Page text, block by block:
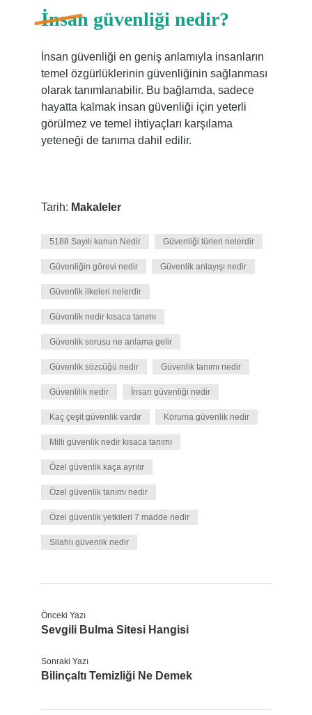
İnsan güvenliği nedir?
İnsan güvenliği en geniş anlamıyla insanların
temel özgürlüklerinin güvenliğinin sağlanması
olarak tanımlanabilir. Bu bağlamda, sadece
hayatta kalmak insan güvenliği için yeterli
görülmez ve temel ihtiyaçları karşılama
yeteneği de tanıma dahil edilir.
Tarih: Makaleler
5188 Sayılı kanun Nedir Güvenliği türleri nelerdir
Güvenliğin görevi nedir Güvenlik anlayışı nedir
Güvenlik ilkeleri nelerdir
Güvenlik nedir kısaca tanımı
Güvenlik sorusu ne anlama gelir
Güvenlik sözcüğü nedir Güvenlik tanımı nedir
Güvenlilik nedir İnsan güvenliği nedir
Kaç çeşit güvenlik vardır Koruma güvenlik nedir
Milli güvenlik nedir kısaca tanımı
Özel güvenlik kaça ayrılır
Özel güvenlik tanımı nedir
Özel güvenlik yetkileri 7 madde nedir
Silahlı güvenlik nedir
Önceki Yazı
Sevgili Bulma Sitesi Hangisi
Sonraki Yazı
Bilinçaltı Temizliği Ne Demek